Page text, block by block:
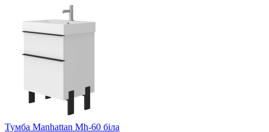
Тумба Manhattan Mh-60 біла